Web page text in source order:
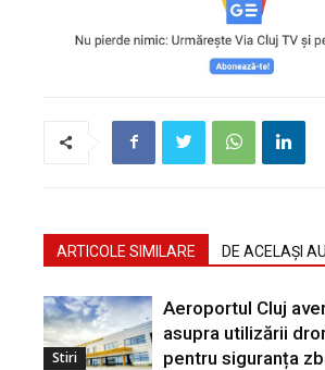
ARTICOLE SIMILARE DE ACELAȘI
Stiri
Aeroportul Cluj
asupra utilizării
pentru siguranța